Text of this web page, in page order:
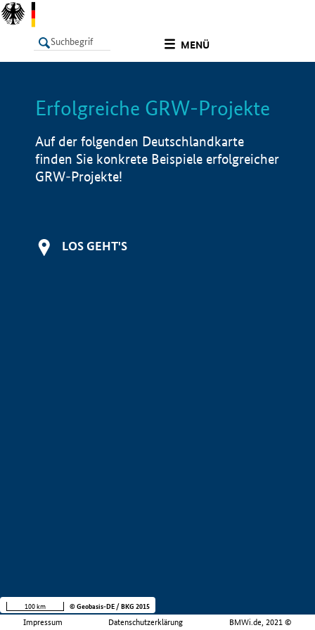
MENÜ
LISTE Info
Erfolgreiche GRW-Projekte
Auf der folgenden Deutschlandkarte
finden Sie konkrete Beispiele erfolgreicher
GRW-Projekte!
LOS GEHT'S
Impressum Datenschutzerklärung BMWi.de, 2021 ©
100 km © Geobasis-DE / BKG 2015